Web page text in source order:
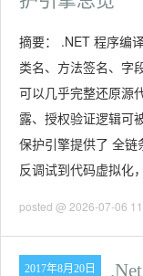
摘要： .NET 程序编
类名、方法签名、字
可以几乎完整还原源
露、授权验证逻辑可
保护引擎提供了 全
反调试到代码虚拟化
posted @ 2026-07-06
2017年8月20日